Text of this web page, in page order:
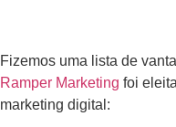
Fizemos uma lista de
Ramper Marketing foi
marketing digital :